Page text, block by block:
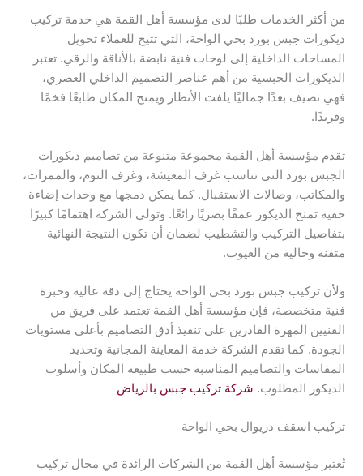
من أكثر الخدمات طلبًا لدى مؤسسة أهل القمة هي خدمة تركيب
ديكورات جبس بورد بحي الواحة، التي تتيح للعملاء تحويل
المساحات الداخلية إلى لوحات فنية نابضة بالأناقة والرقي. تعتبر
الديكورات الجبسية من أهم عناصر التصميم الداخلي العصري،
فهي تضيف بعدًا جماليًا يلفت الأنظار ويمنح المكان طابعًا فخمًا
وفريدًا.
تقدم مؤسسة أهل القمة مجموعة متنوعة من تصاميم ديكورات
الجبس بورد التي تناسب غرف المعيشة، وغرف النوم، والممرات،
والمكاتب، وصالات الاستقبال. كما يمكن دمجها مع وحدات إضاءة
خفية تمنح الديكور عمقًا بصريًا رائعًا. وتولي الشركة اهتمامًا كبيرًا
بتفاصيل التركيب والتشطيب لضمان أن تكون النتيجة النهائية
متقنة وخالية من العيوب.
ولأن تركيب جبس بورد بحي الواحة يحتاج إلى دقة عالية وخبرة
فنية متخصصة، فإن مؤسسة أهل القمة تعتمد على فريق من
الفنيين المهرة القادرين على تنفيذ أدق التصاميم بأعلى مستويات
الجودة. كما تقدم الشركة خدمة المعاينة المجانية وتحديد
المقاسات والتصاميم المناسبة حسب طبيعة المكان وأسلوب
الديكور المطلوب. شركة تركيب جبس بالرياض
تركيب اسقف دريوال بحي الواحة
تُعتبر مؤسسة أهل القمة من الشركات الرائدة في مجال تركيب